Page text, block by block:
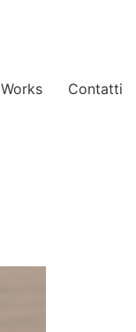
Works Contatti